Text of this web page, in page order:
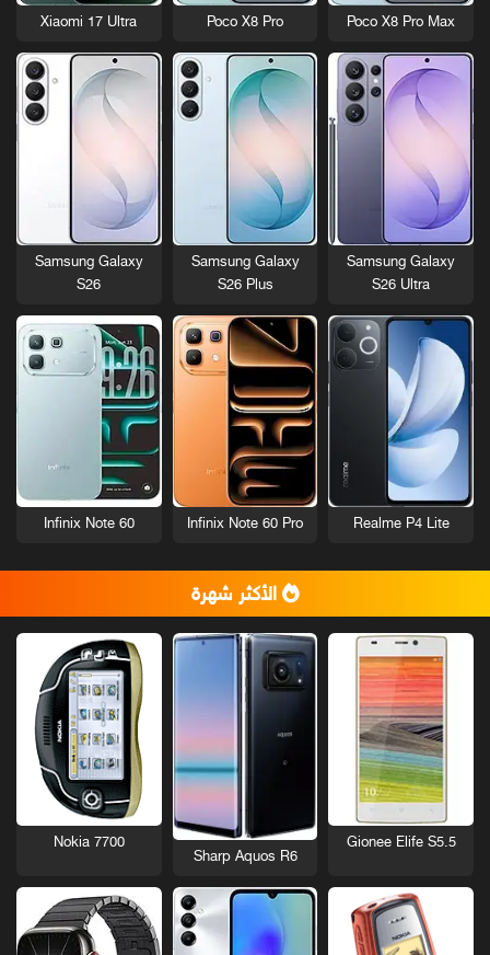
Poco X8 Pro Max
Poco X8 Pro
Xiaomi 17 Ultra
Samsung Galaxy
S26 Ultra
Samsung Galaxy
S26 Plus
Samsung Galaxy
S26
Realme P4 Lite
Infinix Note 60 Pro
Infinix Note 60
الأكثر شهرة
Gionee Elife S5.5
Sharp Aquos R6
Nokia 7700